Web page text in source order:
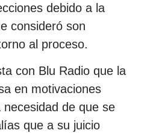
debido a la
consideró son
al proceso.
con Blu Radio que la
en motivaciones
de que se
que a su juicio